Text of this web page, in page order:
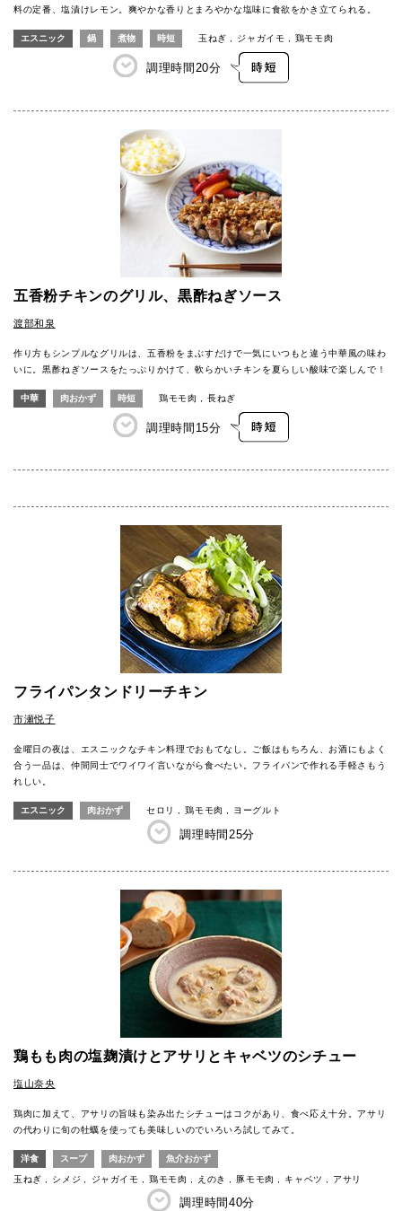
料の定番、塩漬けレモン。爽やかな香りとまろやかな塩味に食欲をかき立てられる。
エスニック 鍋 煮物 時短 玉ねぎ ジャガイモ 鶏モモ肉
調理時間 20分
五香粉チキンのグリル、黒酢ねぎソース
渡部和泉
作り方もシンプルなグリルは、五香粉をまぶすだけで一気にいつもと違う中華風の味わ
いに。黒酢ねぎソースをたっぷりかけて、軟らかいチキンを夏らしい酸味で楽しんで！
中華 肉おかず 時短 鶏モモ肉 長ねぎ
調理時間 15分
フライパンタンドリーチキン
市瀬悦子
金曜日の夜は、エスニックなチキン料理でおもてなし。ご飯はもちろん、お酒にもよく
合う一品は、仲間同士でワイワイ言いながら食べたい。フライパンで作れる手軽さもう
れしい。
エスニック 肉おかず セロリ 鶏モモ肉 ヨーグルト
調理時間 25分
鶏もも肉の塩麹漬けとアサリとキャベツのシチュー
塩山奈央
鶏肉に加えて、アサリの旨味も染み出たシチューはコクがあり、食べ応え十分。アサリ
の代わりに旬の牡蠣を使っても美味しいのでいろいろ試してみて。
洋食 スープ 肉おかず 魚介おかず
玉ねぎ シメジ ジャガイモ 鶏モモ肉 えのき 豚モモ肉 キャベツ アサリ
調理時間40分